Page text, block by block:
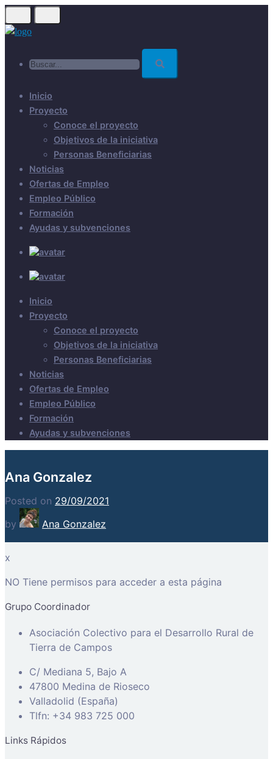
Skip
to
Inicio
Proyecto
Conoce el proyecto
Objetivos de la iniciativa
Personas Beneficiarias
Noticias
Ofertas de Empleo
Empleo Público
Formación
Ayudas y subvenciones
Inicio
Proyecto
Conoce el proyecto
Objetivos de la iniciativa
Personas Beneficiarias
Noticias
Ofertas de Empleo
Empleo Público
Formación
Ayudas y subvenciones
Ana Gonzalez
Posted on 29/09/2021
by
Ana Gonzalez
x
NO Tiene permisos para acceder a esta página
Grupo Coordinador
Asociación Colectivo para el Desarrollo Rural de
Tierra de Campos
C/ Mediana 5, Bajo A
47800 Medina de Rioseco
Valladolid (España)
Tlfn: +34 983 725 000
Links Rápidos